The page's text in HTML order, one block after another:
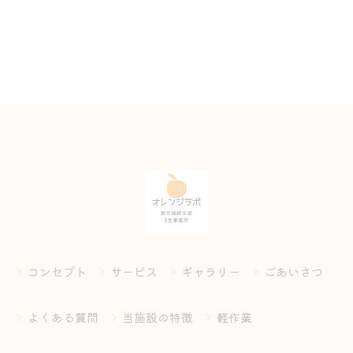
コンセプト サービス ギャラリー ごあいさつ
よくある質問 当施設の特徴 軽作業